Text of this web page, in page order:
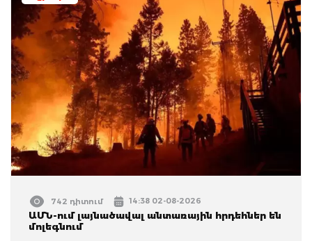
742 դիտում 14:38 02-08-2026
ԱՄՆ-ում լայնածավալ անտառային հրդեհներ են
մոլեգնում